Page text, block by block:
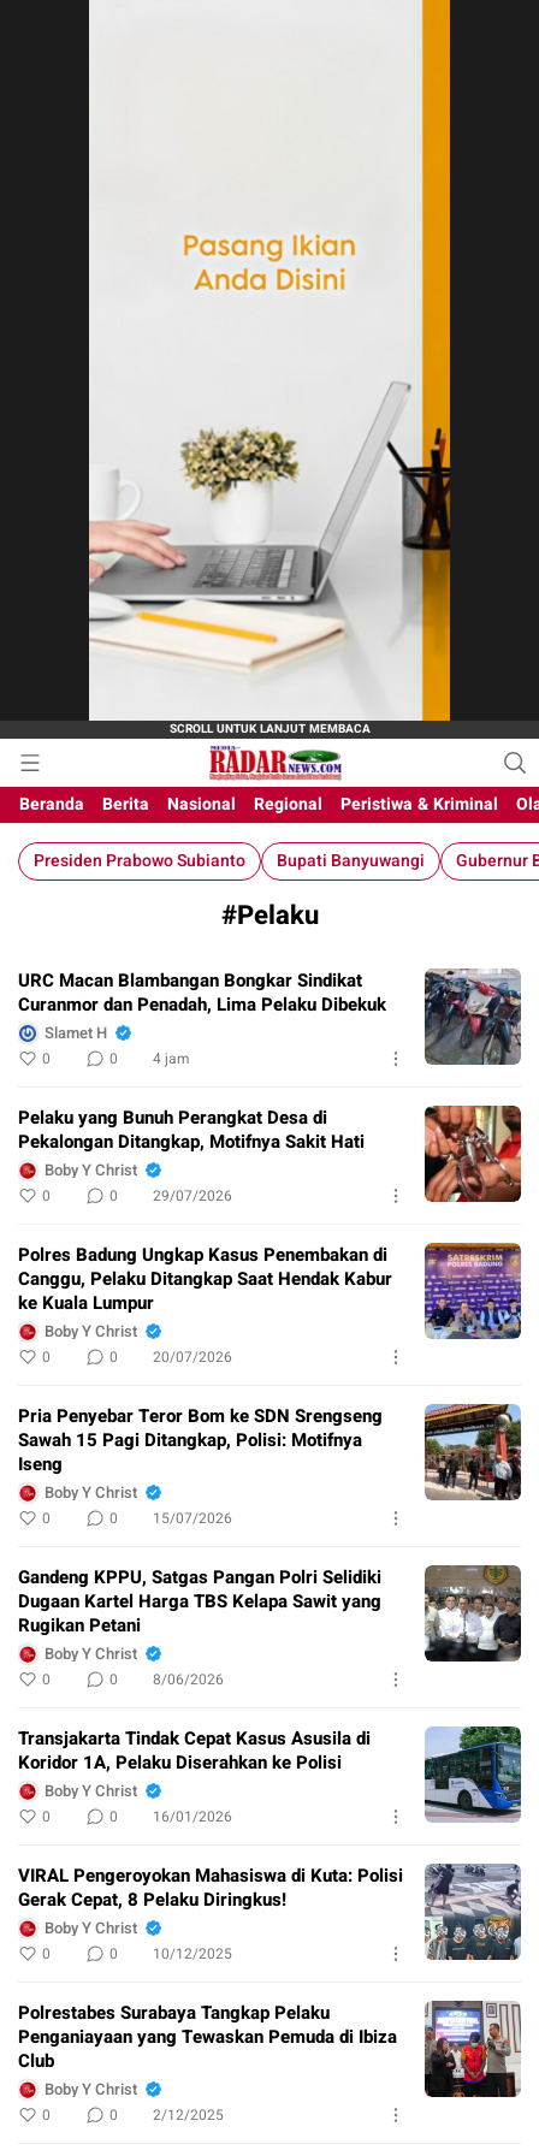
M-Radar News
media online
Beranda
Berita Nasional Regional Peristiwa & Kriminal
Presiden Prabowo Subianto Bupati Banyuwangi Gubernur
#Pelaku
URC Macan Blambangan Bongkar Sindikat
Curanmor dan Penadah, Lima Pelaku Dibekuk
Slamet H
0 0 4 jam
Pelaku yang Bunuh Perangkat Desa di
Pekalongan Ditangkap, Motifnya Sakit Hati
Boby Y Christ
0 0 29/07/2026
Polres Badung Ungkap Kasus Penembakan di
Canggu, Pelaku Ditangkap Saat Hendak Kabur
ke Kuala Lumpur
Boby Y Christ
0 0 20/07/2026
Pria Penyebar Teror Bom ke SDN Srengseng
Sawah 15 Pagi Ditangkap, Polisi: Motifnya
Iseng
Boby Y Christ
0 0 15/07/2026
Gandeng KPPU, Satgas Pangan Polri Selidiki
Dugaan Kartel Harga TBS Kelapa Sawit yang
Rugikan Petani
Boby Y Christ
0 0 8/06/2026
Transjakarta Tindak Cepat Kasus Asusila di
Koridor 1A, Pelaku Diserahkan ke Polisi
Boby Y Christ
0 0 16/01/2026
VIRAL Pengeroyokan Mahasiswa di Kuta: Polisi
Gerak Cepat, 8 Pelaku Diringkus!
Boby Y Christ
0 0 10/12/2025
Polrestabes Surabaya Tangkap Pelaku
Penganiayaan yang Tewaskan Pemuda di Ibiza
Club
Boby Y Christ
0 0 2/12/2025